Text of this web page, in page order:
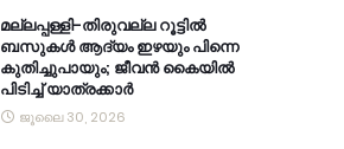
മല്ലപ്പള്ളി-തിരുവല്ല റൂട്ടിൽ
ബസുകൾ ആദ്യം ഇഴയും പിന്നെ
കുതിച്ചുപായും; ജീവൻ കൈയിൽ
പിടിച്ച് യാത്രക്കാർ
ജൂലൈ 30, 2026